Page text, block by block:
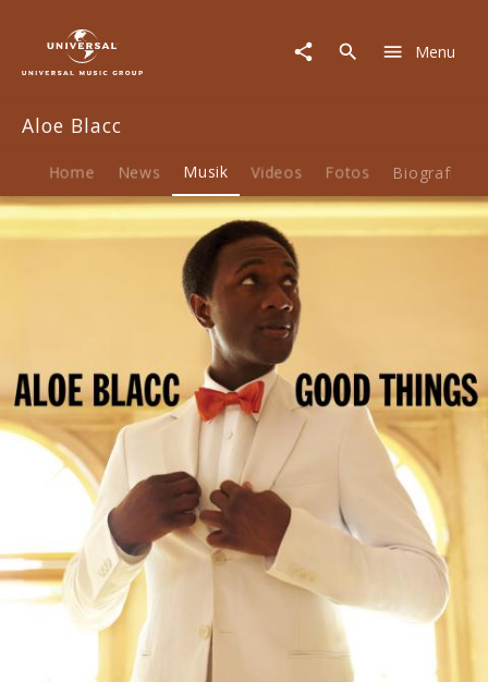
Musik
Good
Menu
Aloe Blacc
Home News Musik Videos Fotos Biografie